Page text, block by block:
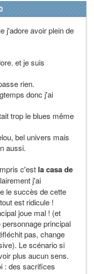
j'adore avoir plein de
et je suis
rien.
donc j'ai
trop le blues même
bel univers mais
aussi.
c'est la casa de
j'ai
le succès de cette
est ridicule !
joue mal ! (et
principal
pas, change
Le scénario si
plus aucun sens.
: des sacrifices